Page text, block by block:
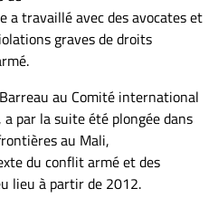
a travaillé avec des avocates et
graves de droits
au Comité international
a par la suite été plongée dans
au Mali,
du conflit armé et des
lieu à partir de 2012.